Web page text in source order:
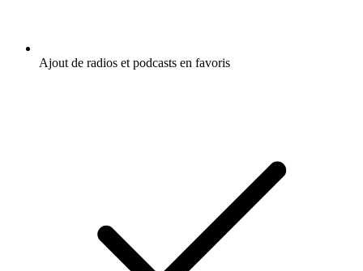
Ajout de radios et podcasts en favoris